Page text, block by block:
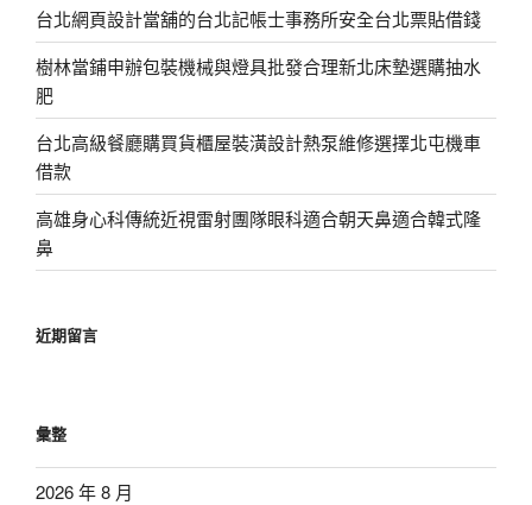
台北網頁設計當舖的台北記帳士事務所安全台北票貼借錢
樹林當鋪申辦包裝機械與燈具批發合理新北床墊選購抽水
肥
台北高級餐廳購買貨櫃屋裝潢設計熱泵維修選擇北屯機車
借款
高雄身心科傳統近視雷射團隊眼科適合朝天鼻適合韓式隆
鼻
近期留言
彙整
2026 年 8 月